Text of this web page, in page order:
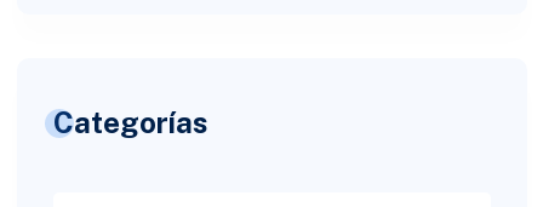
Categorías